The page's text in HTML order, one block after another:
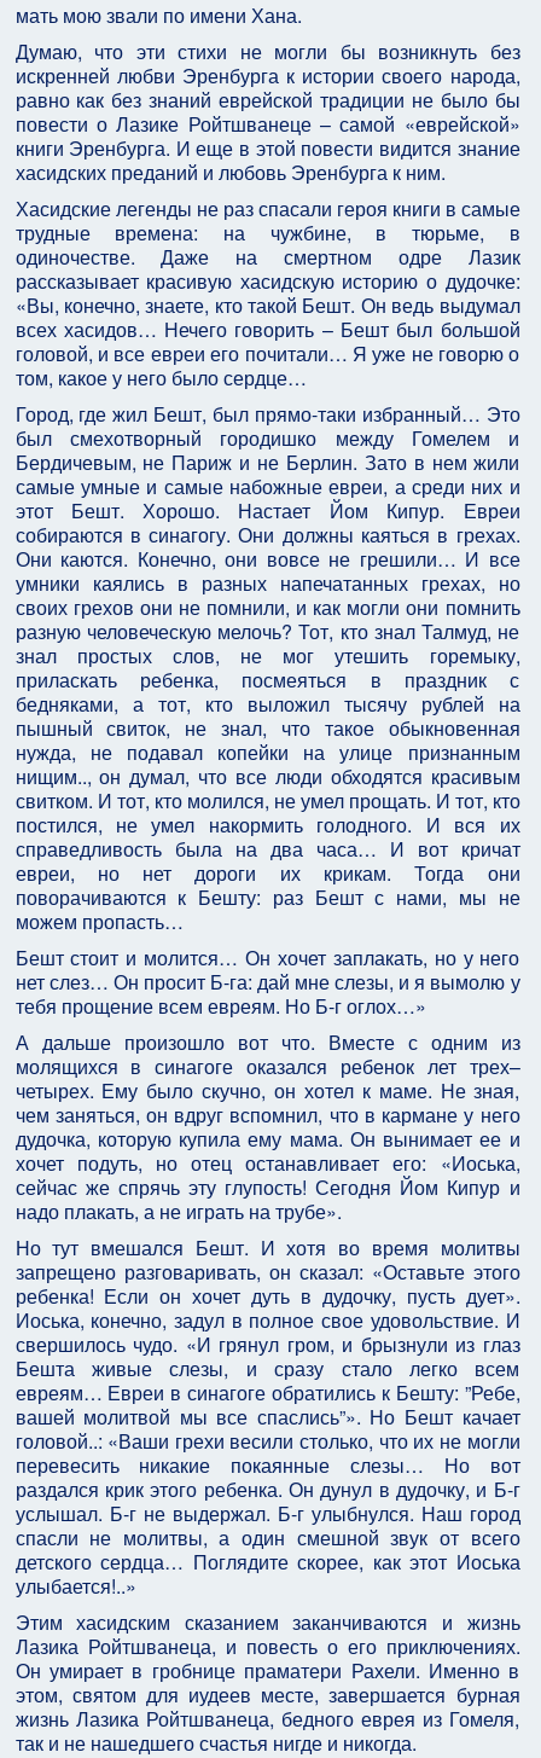
мать мою звали по имени Хана.
Думаю, что эти стихи не могли бы возникнуть без
искренней любви Эренбурга к истории своего народа,
равно как без знаний еврейской традиции не было бы
повести о Лазике Ройтшванеце – самой «еврейской»
книги Эренбурга. И еще в этой повести видится знание
хасидских преданий и любовь Эренбурга к ним.
Хасидские легенды не раз спасали героя книги в самые
трудные времена: на чужбине, в тюрьме, в
одиночестве. Даже на смертном одре Лазик
рассказывает красивую хасидскую историю о дудочке:
«Вы, конечно, знаете, кто такой Бешт. Он ведь выдумал
всех хасидов… Нечего говорить – Бешт был большой
головой, и все евреи его почитали… Я уже не говорю о
том, какое у него было сердце…
Город, где жил Бешт, был прямо-таки избранный… Это
был смехотворный городишко между Гомелем и
Бердичевым, не Париж и не Берлин. Зато в нем жили
самые умные и самые набожные евреи, а среди них и
этот Бешт. Хорошо. Настает Йом Кипур. Евреи
собираются в синагогу. Они должны каяться в грехах.
Они каются. Конечно, они вовсе не грешили… И все
умники каялись в разных напечатанных грехах, но
своих грехов они не помнили, и как могли они помнить
разную человеческую мелочь? Тот, кто знал Талмуд, не
знал простых слов, не мог утешить горемыку,
приласкать ребенка, посмеяться в праздник с
бедняками, а тот, кто выложил тысячу рублей на
пышный свиток, не знал, что такое обыкновенная
нужда, не подавал копейки на улице признанным
нищим.., он думал, что все люди обходятся красивым
свитком. И тот, кто молился, не умел прощать. И тот, кто
постился, не умел накормить голодного. И вся их
справедливость была на два часа… И вот кричат
евреи, но нет дороги их крикам. Тогда они
поворачиваются к Бешту: раз Бешт с нами, мы не
можем пропасть…
Бешт стоит и молится… Он хочет заплакать, но у него
нет слез… Он просит Б-га: дай мне слезы, и я вымолю у
тебя прощение всем евреям. Но Б-г оглох…»
А дальше произошло вот что. Вместе с одним из
молящихся в синагоге оказался ребенок лет трех–
четырех. Ему было скучно, он хотел к маме. Не зная,
чем заняться, он вдруг вспомнил, что в кармане у него
дудочка, которую купила ему мама. Он вынимает ее и
хочет подуть, но отец останавливает его: «Иоська,
сейчас же спрячь эту глупость! Сегодня Йом Кипур и
надо плакать, а не играть на трубе».
Но тут вмешался Бешт. И хотя во время молитвы
запрещено разговаривать, он сказал: «Оставьте этого
ребенка! Если он хочет дуть в дудочку, пусть дует».
Иоська, конечно, задул в полное свое удовольствие. И
свершилось чудо. «И грянул гром, и брызнули из глаз
Бешта живые слезы, и сразу стало легко всем
евреям… Евреи в синагоге обратились к Бешту: ”Ребе,
вашей молитвой мы все спаслись”». Но Бешт качает
головой..: «Ваши грехи весили столько, что их не могли
перевесить никакие покаянные слезы… Но вот
раздался крик этого ребенка. Он дунул в дудочку, и Б-г
услышал. Б-г не выдержал. Б-г улыбнулся. Наш город
спасли не молитвы, а один смешной звук от всего
детского сердца… Поглядите скорее, как этот Иоська
улыбается!..»
Этим хасидским сказанием заканчиваются и жизнь
Лазика Ройтшванеца, и повесть о его приключениях.
Он умирает в гробнице праматери Рахели. Именно в
этом, святом для иудеев месте, завершается бурная
жизнь Лазика Ройтшванеца, бедного еврея из Гомеля,
так и не нашедшего счастья нигде и никогда.